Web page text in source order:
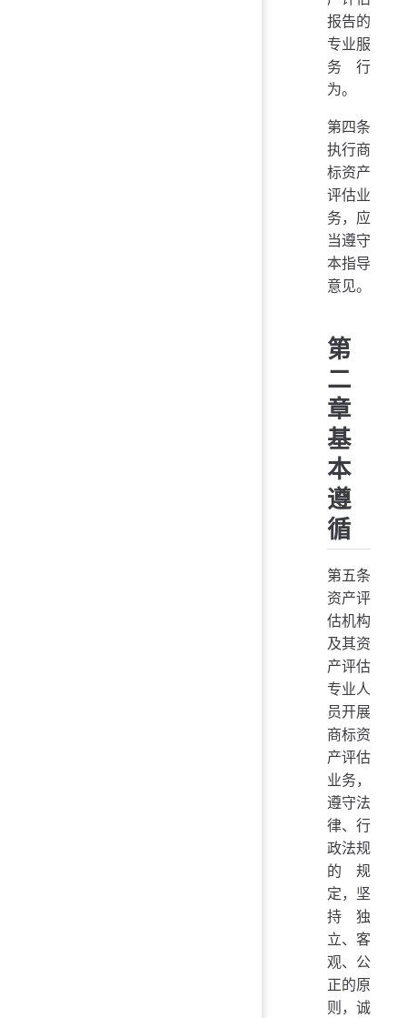
报告的
专业服
务行
为。
第四条
执行商
标资产
评估业
务，应
当遵守
本指导
意见。
第
二
章
基
本
遵
循
第五条
资产评
估机构
及其资
产评估
专业人
员开展
商标资
产评估
业务，
遵守法
律、行
政法规
的规
定，坚
持独
立、客
观、公
正的原
则，诚